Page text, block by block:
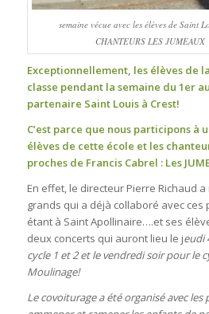
semaine vécue avec les élèves de Saint
CHANTEURS LES JUMEAUX
Exceptionnellement, les élèves de
classe pendant la semaine du 1er
partenaire Saint Louis à Crest!
C’est parce que nous participons à
élèves de cette école et les
proches de Francis Cabrel : Les
En effet, le directeur Pierre Richaud
grands qui a déjà collaboré avec ces
étant à Saint Apollinaire….et ses
deux concerts qui auront lieu le jeudi
cycle 1 et 2 et le vendredi soir pour le
Moulinage!
Le covoiturage a été organisé avec